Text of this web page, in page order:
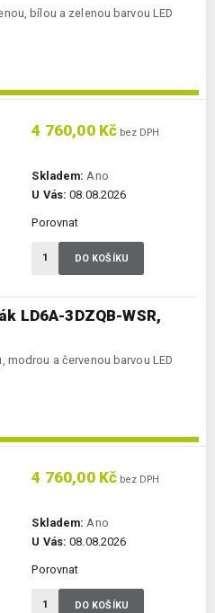
bílou a zelenou barvou LED
LD6A-3DZQB-WSR,
modrou a červenou barvou LED
4 760,00 Kč bez DPH
Skladem: Ano
U Vás: 08.08.2026
Porovnat
DO KOŠÍKU
4 760,00 Kč bez DPH
Skladem: Ano
U Vás: 08.08.2026
Porovnat
DO KOŠÍKU